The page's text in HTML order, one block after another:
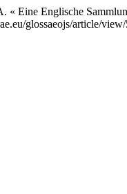
« Eine Englische
glossaeojs/article/